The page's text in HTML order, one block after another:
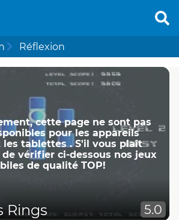
Réflexion
cette page ne ​​sont pas
pour les appareils
les tablettes . S'il vous plaît
de vérifier ci-dessous nos jeux
de qualité TOP!
Rings 5.0